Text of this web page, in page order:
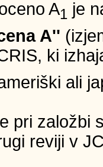
A1 je
A''
ki
ali
pri založbi
reviji v